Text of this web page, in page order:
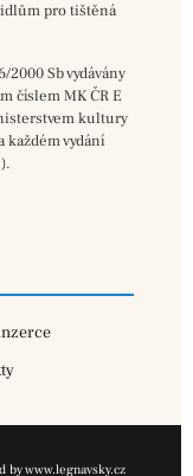
pro tištěná
2000 Sb vydávány
číslem MK ČR E
kultury
každém vydání
by www.legnavsky.cz